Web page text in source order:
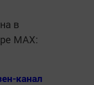
в
MАХ:
канал